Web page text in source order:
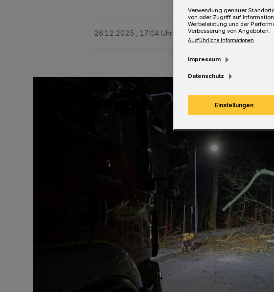
26.12.2025 , 17:04 Uhr Eine Minute Lesezeit
Verwendung genauer
von oder Zugriff auf
Werbeleistung und der
Verbesserung von Angeboten.
Ausführliche Informationen
Impressum
Datenschutz
Einstellungen